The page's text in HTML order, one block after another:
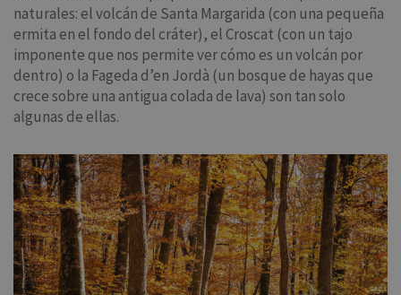
naturales: el volcán de Santa Margarida (con una pequeña
ermita en el fondo del cráter), el Croscat (con un tajo
imponente que nos permite ver cómo es un volcán por
dentro) o la Fageda d’en Jordà (un bosque de hayas que
crece sobre una antigua colada de lava) son tan solo
algunas de ellas.